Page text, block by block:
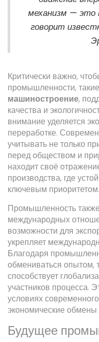
механизм — это
говорит
Критически важно,
промышленности,
машиностроение,
качества и
внимание уделяется
переработке.
учитывать не только
перед обществом и
находит своё
производства, где
ключевым приоритетом.
Промышленность
международных
возможности для
укрепляет
Благодаря
обмениваться опытом,
способствует
участников процесса.
условиях
экономические
Будущее